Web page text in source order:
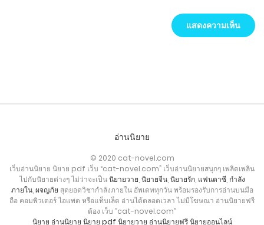
อ่านนิยาย
© 2020 cat-novel.com
เว็บอ่านนิยาย นิยาย pdf เว็บ “cat-novel.com” เว็บอ่านนิยายสนุกๆ เพลิดเพลิน
ไปกับนิยายต่างๆ ไม่ว่าจะเป็นนิยายวาย นิยายจีน, นิยายรัก, แฟนตาซี, กำลัง
ภายใน, ผจญภัย สุดยอดวิชากำลังภายใน อัพเดททุกวัน พร้อมรองรับการอ่านบนมือ
ถือ คอมพิวเตอร์ ไอแพด หรือแท็บเล็ต อ่านได้ตลอดเวลา ไม่มีโฆษณา อ่านนิยายฟรี
ต้อง เว็บ ”cat-novel.com”
นิยาย อ่านนิยาย นิยาย pdf นิยายวาย อ่านนิยายฟรี นิยายออนไลน์